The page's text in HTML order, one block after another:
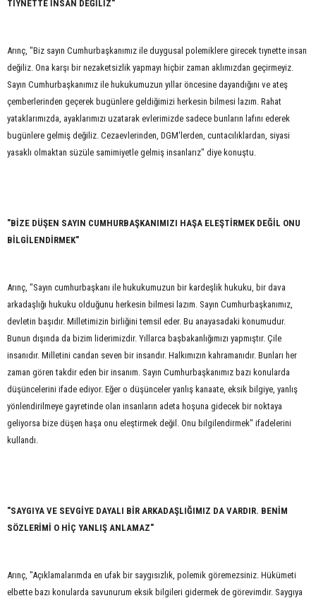
TIYNETTE İNSAN DEĞİLİZ"
Arınç, "Biz sayın Cumhurbaşkanımız ile duygusal polemiklere girecek tıynette insan
değiliz. Ona karşı bir nezaketsizlik yapmayı hiçbir zaman aklımızdan geçirmeyiz.
Sayın Cumhurbaşkanımız ile hukukumuzun yıllar öncesine dayandığını ve ateş
çemberlerinden geçerek bugünlere geldiğimizi herkesin bilmesi lazım. Rahat
yataklarımızda, ayaklarımızı uzatarak evlerimizde sadece bunların lafını ederek
bugünlere gelmiş değiliz. Cezaevlerinden, DGM'lerden, cuntacılıklardan, siyasi
yasaklı olmaktan süzüle samimiyetle gelmiş insanlarız" diye konuştu.
"BİZE DÜŞEN SAYIN CUMHURBAŞKANIMIZI HAŞA ELEŞTİRMEK DEĞİL ONU
BİLGİLENDİRMEK"
Arınç, "Sayın cumhurbaşkanı ile hukukumuzun bir kardeşlik hukuku, bir dava
arkadaşlığı hukuku olduğunu herkesin bilmesi lazım. Sayın Cumhurbaşkanımız,
devletin başıdır. Milletimizin birliğini temsil eder. Bu anayasadaki konumudur.
Bunun dışında da bizim liderimizdir. Yıllarca başbakanlığımızı yapmıştır. Çile
insanıdır. Milletini candan seven bir insandır. Halkımızın kahramanıdır. Bunları her
zaman gören takdir eden bir insanım. Sayın Cumhurbaşkanımız bazı konularda
düşüncelerini ifade ediyor. Eğer o düşünceler yanlış kanaate, eksik bilgiye, yanlış
yönlendirilmeye gayretinde olan insanların adeta hoşuna gidecek bir noktaya
geliyorsa bize düşen haşa onu eleştirmek değil. Onu bilgilendirmek" ifadelerini
kullandı.
"SAYGIYA VE SEVGİYE DAYALI BİR ARKADAŞLIĞIMIZ DA VARDIR. BENİM
SÖZLERİMİ O HİÇ YANLIŞ ANLAMAZ"
Arınç, "Açıklamalarımda en ufak bir saygısızlık, polemik göremezsiniz. Hükümeti
elbette bazı konularda savunurum eksik bilgileri gidermek de görevimdir. Saygıya